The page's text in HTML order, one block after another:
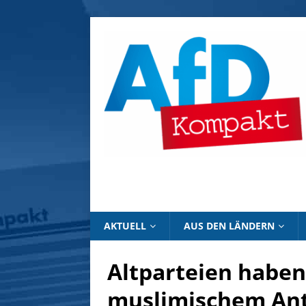
AKTUELL AUS DEN LÄNDERN
Altparteien
muslimischem